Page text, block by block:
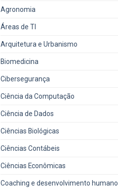
Agronomia
Áreas de TI
Arquitetura e Urbanismo
Biomedicina
Cibersegurança
Ciência da Computação
Ciência de Dados
Ciências Biológicas
Ciências Contábeis
Ciências Econômicas
Coaching e desenvolvimento humano